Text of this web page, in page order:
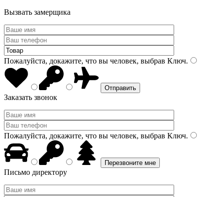
Вызвать замерщика
Пожалуйста, докажите, что вы человек, выбрав Ключ.
Заказать звонок
Пожалуйста, докажите, что вы человек, выбрав Ключ.
Письмо директору